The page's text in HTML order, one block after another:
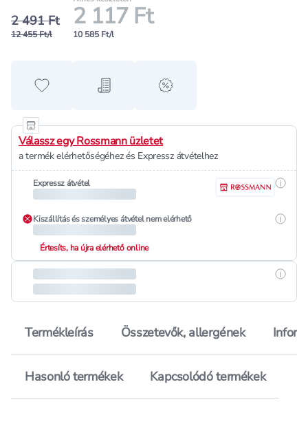
2 491 Ft
12 455 Ft/l
2 117 Ft
10 585 Ft/l
Hozzáadás a kedvencekhez
Hozzáadás a bevásárló listához
alert when on sale
Válassz egy Rossmann üzletet
a termék elérhetőségéhez és Expressz átvételhez
Expressz átvétel
Kiszállítás és személyes átvétel nem elérhető
Értesíts, ha újra elérhető online
Termékleírás Összetevők, allergének
Hasonló termékek Kapcsolódó termékek